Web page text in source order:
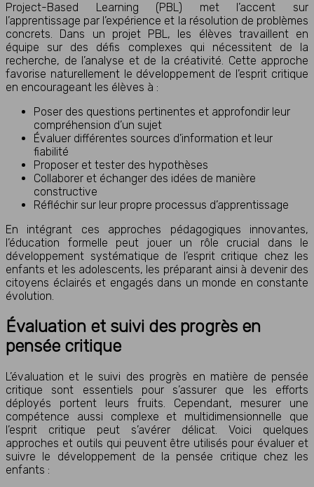
Project-Based Learning (PBL) met l’accent sur
l’apprentissage par l’expérience et la résolution de problèmes
concrets. Dans un projet PBL, les élèves travaillent en
équipe sur des défis complexes qui nécessitent de la
recherche, de l’analyse et de la créativité. Cette approche
favorise naturellement le développement de l’esprit critique
en encourageant les élèves à :
Poser des questions pertinentes et approfondir leur
compréhension d’un sujet
Évaluer différentes sources d’information et leur
fiabilité
Proposer et tester des hypothèses
Collaborer et échanger des idées de manière
constructive
Réfléchir sur leur propre processus d’apprentissage
En intégrant ces approches pédagogiques innovantes,
l’éducation formelle peut jouer un rôle crucial dans le
développement systématique de l’esprit critique chez les
enfants et les adolescents, les préparant ainsi à devenir des
citoyens éclairés et engagés dans un monde en constante
évolution.
Évaluation et suivi des progrès en
pensée critique
L’évaluation et le suivi des progrès en matière de pensée
critique sont essentiels pour s’assurer que les efforts
déployés portent leurs fruits. Cependant, mesurer une
compétence aussi complexe et multidimensionnelle que
l’esprit critique peut s’avérer délicat. Voici quelques
approches et outils qui peuvent être utilisés pour évaluer et
suivre le développement de la pensée critique chez les
enfants :